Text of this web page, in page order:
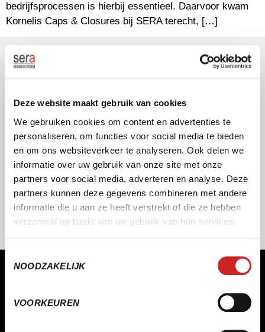
Deze website maakt gebruik van cookies
We gebruiken cookies om content en advertenties te
personaliseren, om functies voor social media te bieden
en om ons websiteverkeer te analyseren. Ook delen we
informatie over uw gebruik van onze site met onze
partners voor social media, adverteren en analyse. Deze
partners kunnen deze gegevens combineren met andere
informatie die u aan ze heeft verstrekt of die ze hebben
verzameld op basis van uw gebruik van hun services.
NOODZAKELIJK
VOORKEUREN
bedrijfsprocessen is hierbij essentieel. Daarvoor kwam
Kornelis Caps & Closures bij SERA terecht, […]
KWALITEIT ALS STANDAARD
van de modernste richtlijnen, kwalitatieve normeringen en
professionele certificeringen.
Of het nu gaat om sport & recreatie, onderwijs,